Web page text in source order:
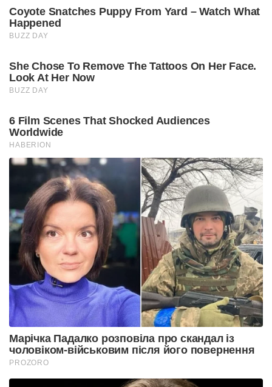
Coyote Snatches Puppy From Yard – Watch What
Happened
BUZZ DAY
She Chose To Remove The Tattoos On Her Face.
Look At Her Now
BUZZ DAY
6 Film Scenes That Shocked Audiences
Worldwide
HABERION
Марічка Падалко розповіла про скандал із
чоловіком-військовим після його повернення
PROZORO